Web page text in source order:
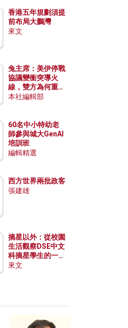
香港五年規劃須提
前布局大鵬灣
來文
兔主席：美伊停戰
協議變衝突導火
線，雙方為何重啟
戰爭？伊朗一早洞
本社編輯部
60名中小特幼老
師參與城大GenAI
培訓班
編輯精選
西方世界兩批政客
張建雄
摘星以外：從校園
生活觀察DSE中文
科摘星學生的一點
特質
來文